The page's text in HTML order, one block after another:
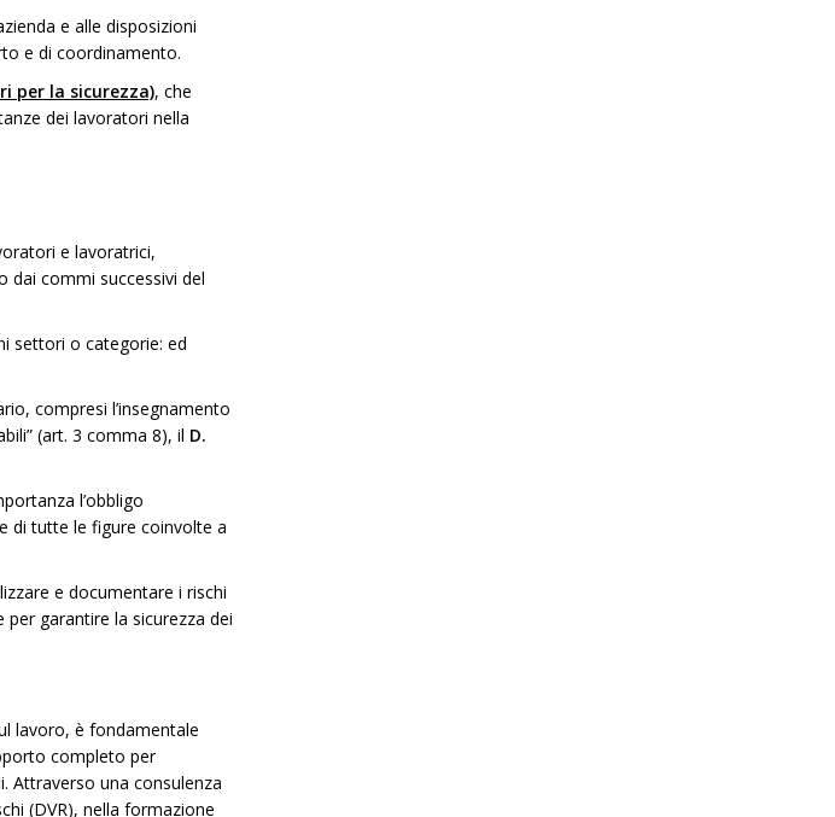
e alle disposizioni
e di coordinamento.
per la sicurezza), che
dei lavoratori nella
e lavoratrici,
dai commi successivi del
settori o categorie: ed
compresi l’insegnamento
(art. 3 comma 8), il D.
l’obbligo
di tutte le figure coinvolte a
e documentare i rischi
garantire la sicurezza dei
lavoro, è fondamentale
completo per
Attraverso una consulenza
(DVR), nella formazione